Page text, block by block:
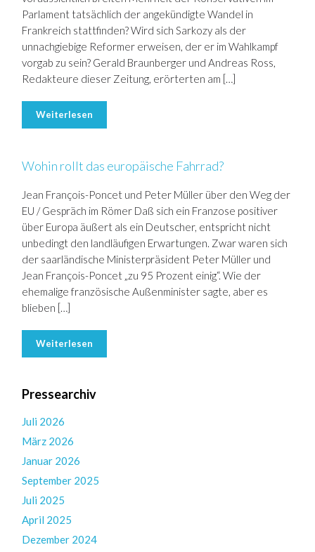
Parlament tatsächlich der angekündigte Wandel in
Frankreich stattfinden? Wird sich Sarkozy als der
unnachgiebige Reformer erweisen, der er im Wahlkampf
vorgab zu sein? Gerald Braunberger und Andreas Ross,
Redakteure dieser Zeitung, erörterten am […]
Weiterlesen
Wohin rollt das europäische Fahrrad?
Jean François-Poncet und Peter Müller über den Weg der
EU / Gespräch im Römer Daß sich ein Franzose positiver
über Europa äußert als ein Deutscher, entspricht nicht
unbedingt den landläufigen Erwartungen. Zwar waren sich
der saarländische Ministerpräsident Peter Müller und
Jean François-Poncet „zu 95 Prozent einig“. Wie der
ehemalige französische Außenminister sagte, aber es
blieben […]
Weiterlesen
Pressearchiv
Juli 2026
März 2026
Januar 2026
September 2025
Juli 2025
April 2025
Dezember 2024